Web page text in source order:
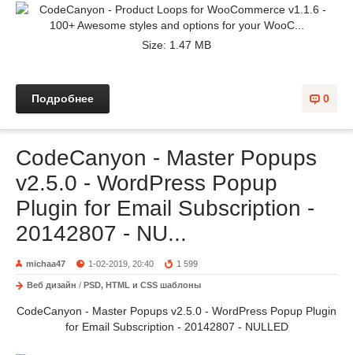
Size: 1.47 MB
0
Подробнее
CodeCanyon - Master Popups
v2.5.0 - WordPress Popup
Plugin for Email Subscription -
20142807 - NU...
michaa47 1-02-2019, 20:40 1 599
Веб дизайн / PSD, HTML и CSS шаблоны
CodeCanyon - Master Popups v2.5.0 - WordPress Popup Plugin
for Email Subscription - 20142807 - NULLED